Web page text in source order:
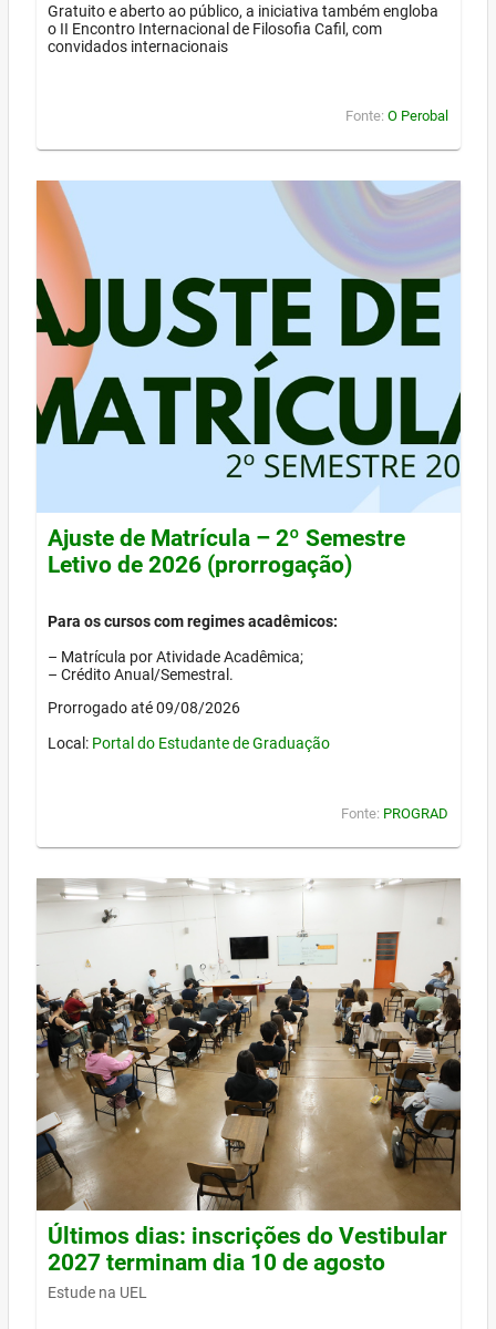
Gratuito e aberto ao público, a iniciativa também engloba
o II Encontro Internacional de Filosofia Cafil, com
convidados internacionais
Fonte: O Perobal
Ajuste de Matrícula – 2º Semestre
Letivo de 2026 (prorrogação)
Para os cursos com regimes acadêmicos:
– Matrícula por Atividade Acadêmica;
– Crédito Anual/Semestral.
Prorrogado até 09/08/2026
Local: Portal do Estudante de Graduação
Fonte: PROGRAD
Últimos dias: inscrições do Vestibular
2027 terminam dia 10 de agosto
Estude na UEL